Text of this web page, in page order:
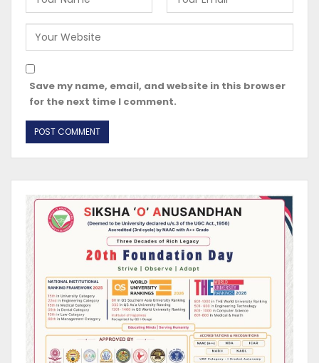
Save my name, email, and website in this browser
for the next time I comment.